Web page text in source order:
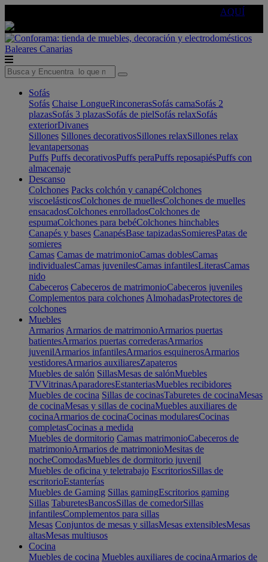
AQUÍ
Baleares Canarias
Sofás
Sofás Chaise LongueRinconerasSofás camaSofás 2
plazasSofás 3 plazasSofás de pielSofás relaxSofás
exteriorDivanes
Sillones Sillones decorativosSillones relaxSillones relax
levantapersonas
Puffs Puffs decorativosPuffs peraPuffs reposapiésPuffs con
almacenaje
Descanso
Colchones Packs colchón y canapéColchones
viscoelásticosColchones de muellesColchones de muelles
ensacadosColchones enrolladosColchones de
espumaColchones para bebéColchones hinchables
Canapés y bases CanapésBase tapizadasSomieresPatas de
somieres
Camas Camas de matrimonioCamas doblesCamas
individualesCamas juvenilesCamas infantilesLiterasCamas
nido
Cabeceros Cabeceros de matrimonioCabeceros juveniles
Complementos para colchones AlmohadasProtectores de
colchones
Muebles
Armarios Armarios de matrimonioArmarios puertas
batientesArmarios puertas correderasArmarios
juvenilArmarios infantilesArmarios esquinerosArmarios
vestidoresArmarios auxiliaresZapateros
Muebles de salón SillasMesas de salónMuebles
TVVitrinasAparadoresEstanteriasMuebles recibidores
Muebles de cocina Sillas de cocinasTaburetes de cocinaMesas
de cocinaMesas y sillas de cocinaMuebles auxiliares de
cocinaArmarios de cocinaCocinas modularesCocinas
completasCocinas a medida
Muebles de dormitorio Camas matrimonioCabeceros de
matrimonioArmarios de matrimonioMesitas de
nocheComodasMuebles de dormitorio juvenil
Muebles de oficina y teletrabajo EscritoriosSillas de
escritorioEstanterías
Muebles de Gaming Sillas gamingEscritorios gaming
Sillas TaburetesBancosSillas de comedorSillas
infantilesComplementos para sillas
Mesas Conjuntos de mesas y sillasMesas extensiblesMesas
altasMesas multiusos
Cocina
Muebles de cocina Muebles auxiliares de cocinaArmarios de